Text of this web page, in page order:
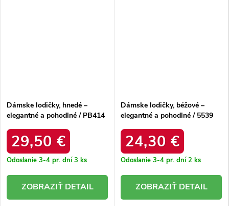
Dámske lodičky, hnedé –
elegantné a pohodlné / PB414
29,50 €
Odoslanie 3-4 pr. dní3 ks
DETAIL
Dámske lodičky, béžové –
elegantné a pohodlné / 5539
24,30 €
Odoslanie 3-4 pr. dní2 ks
DETAIL